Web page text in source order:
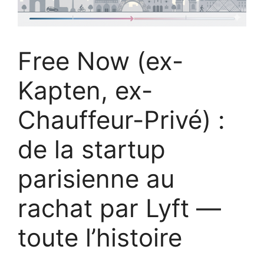
Free Now (ex-
Kapten, ex-
Chauffeur-Privé) :
de la startup
parisienne au
rachat par Lyft —
toute l’histoire